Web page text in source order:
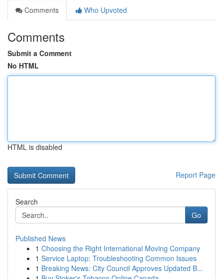
Comments
Who Upvoted
Comments
Submit a Comment
No HTML
HTML is disabled
Report Page
Search
Go
Published News
1 Choosing the Right International Moving Company
1 Service Laptop: Troubleshooting Common Issues
1 Breaking News: City Council Approves Updated B...